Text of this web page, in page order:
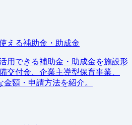
える補助金・助成金
用できる補助金・助成金を施設形
交付金、企業主導型保育事業、
額・申請方法を紹介。